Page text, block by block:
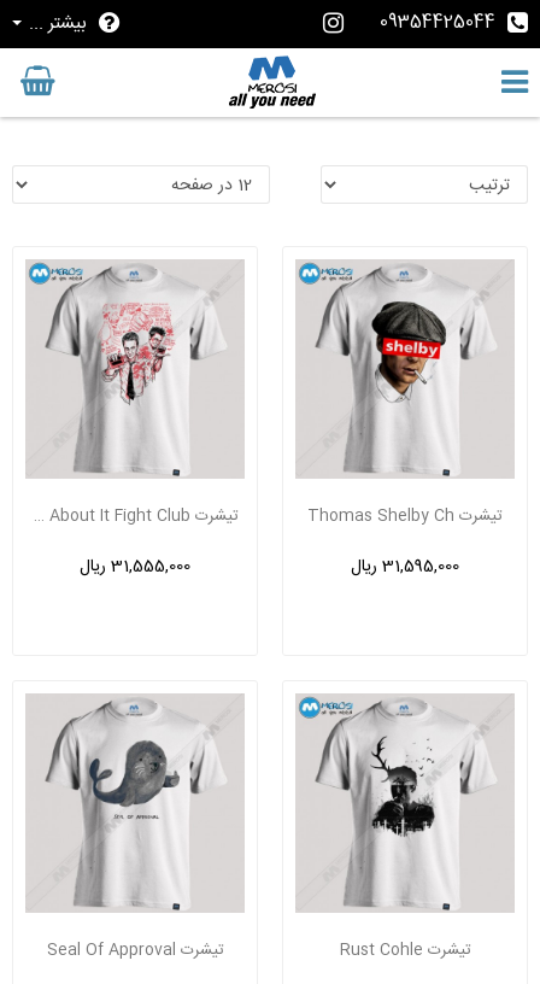
09354425044 بیشتر ...
تیشرت Thomas Shelby Ch
31,595,000 ریال
تیشرت Do Not Talk About It Fight Club
31,555,000 ریال
تیشرت Rust Cohle تیشرت Seal Of Approval